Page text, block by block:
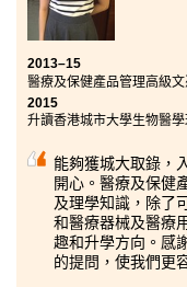
2013–15
醫療及保健產品管理高級
2015
升讀香港城市大學生物醫
能夠獲城大取錄，
開心。醫療及保健
及理學知識，除了
和醫療器械及醫療
趣和升學方向。感
的提問，使我們更